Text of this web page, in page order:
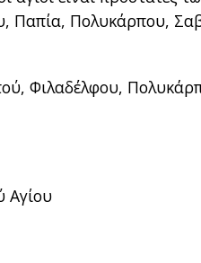
Παπία, Πολυκάρπου,
Φιλαδέλφου,
Αγίου